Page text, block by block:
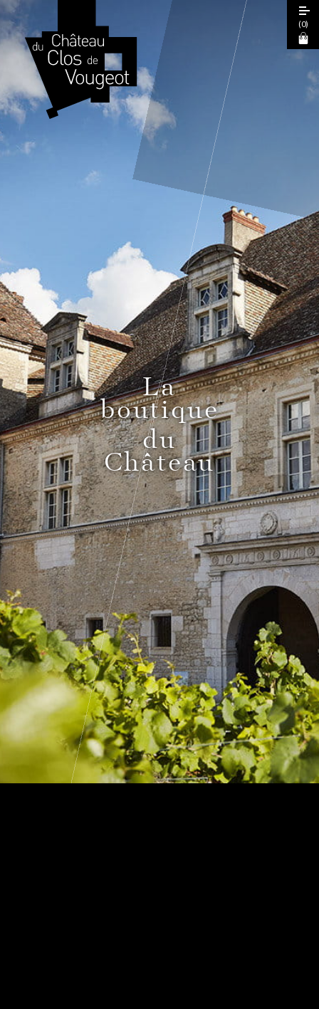
Journées Européennes du Patrimoine
Expérience Sensorielle Cœur de Climats
La Table de Léonce
Pass Bourgogne Spirituelle
Le Comptoir du Bénaton
Mariages
Réceptions, cocktails & événements
professionnels
(0)
La
boutique
du
Château